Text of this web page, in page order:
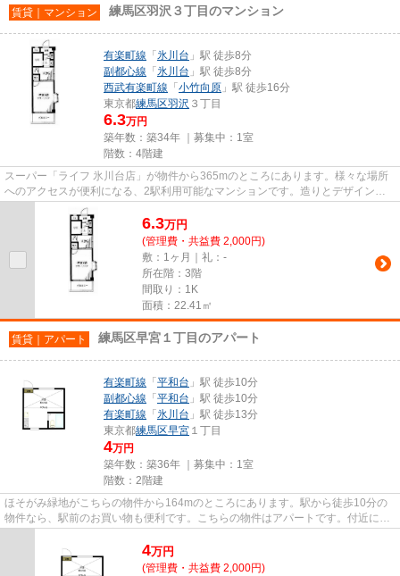
賃貸｜マンション 練馬区羽沢３丁目のマンション
有楽町線 「 氷川台 」駅 徒歩8分
副都心線 「 氷川台 」駅 徒歩8分
西武有楽町線 「 小竹向原 」駅 徒歩16分
東京都練馬区羽沢 ３丁目
6.3万円
築年数：築34年 ｜募集中： 1室
階数：4階建
スーパー「ライフ 氷川台店」が物件から365mのところにあります。様々な場所
へのアクセスが便利になる、2駅利用可能なマンションです。造りとデザインに
関して、自信をもって情報を提...
6.3万円
(管理費・共益費 2,000円)
敷：1ヶ月｜礼：-
所在階：3階
間取り：1K
面積：22.41㎡
賃貸｜アパート 練馬区早宮１丁目のアパート
有楽町線 「 平和台 」駅 徒歩10分
副都心線 「 平和台 」駅 徒歩10分
有楽町線 「 氷川台 」駅 徒歩13分
東京都練馬区早宮 １丁目
4万円
築年数：築36年 ｜募集中： 1室
階数：2階建
ほそがみ緑地がこちらの物件から164mのところにあります。駅から徒歩10分の
物件なら、駅前のお買い物も便利です。こちらの物件はアパートです。付近に駅
4万円
(管理費・共益費 2,000円)